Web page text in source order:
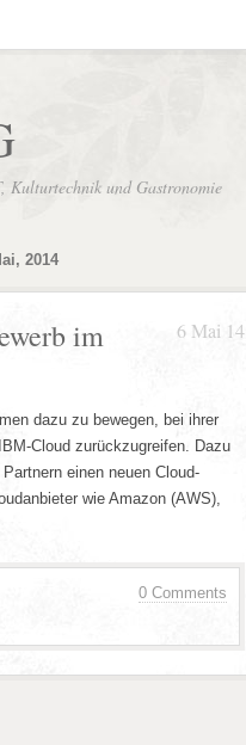
Kulturtechnik und Gastronomie
2014
6 Mai 14
im
dazu zu bewegen, bei ihrer
Cloud zurückzugreifen. Dazu
einen neuen Cloud-
wie Amazon (AWS),
0 Comments